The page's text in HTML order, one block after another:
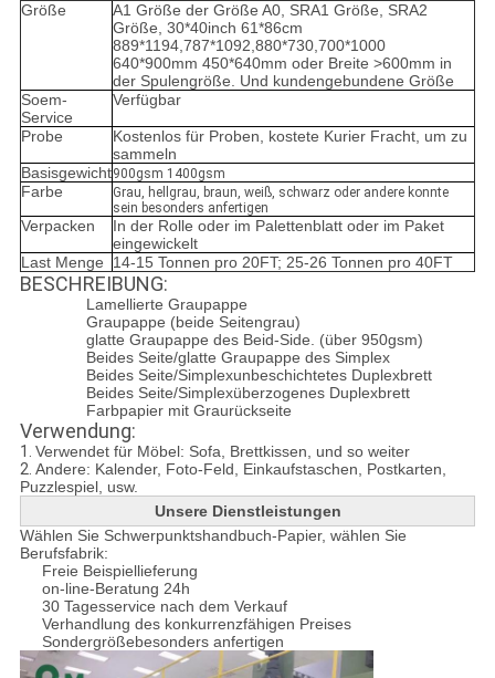
Größe
A1 Größe der Größe A0, SRA1 Größe, SRA2
Größe, 30*40inch 61*86cm
889*1194,787*1092,880*730,700*1000
640*900mm 450*640mm oder Breite >600mm in
der Spulengröße. Und kundengebundene Größe
Soem-
Service
Verfügbar
Probe
Kostenlos für Proben, kostete Kurier Fracht, um zu
sammeln
Basisgewicht900gsm 1400gsm
Farbe
Grau, hellgrau, braun, weiß, schwarz oder andere konnte
sein besonders anfertigen
Verpacken
In der Rolle oder im Palettenblatt oder im Paket
eingewickelt
Last Menge
14-15 Tonnen pro 20FT; 25-26 Tonnen pro 40FT
BESCHREIBUNG:
Lamellierte Graupappe
Graupappe (beide Seitengrau)
glatte Graupappe des Beid-Side. (über 950gsm)
Beides Seite/glatte Graupappe des Simplex
Beides Seite/Simplexunbeschichtetes Duplexbrett
Beides Seite/Simplexüberzogenes Duplexbrett
Farbpapier mit Graurückseite
Verwendung:
1. Verwendet für Möbel: Sofa, Brettkissen, und so weiter
2. Andere: Kalender, Foto-Feld, Einkaufstaschen, Postkarten,
Puzzlespiel, usw.
Unsere Dienstleistungen
Wählen Sie Schwerpunktshandbuch-Papier, wählen Sie
Berufsfabrik:
Freie Beispiellieferung
on-line-Beratung 24h
30 Tagesservice nach dem Verkauf
Verhandlung des konkurrenzfähigen Preises
Sondergrößebesonders anfertigen